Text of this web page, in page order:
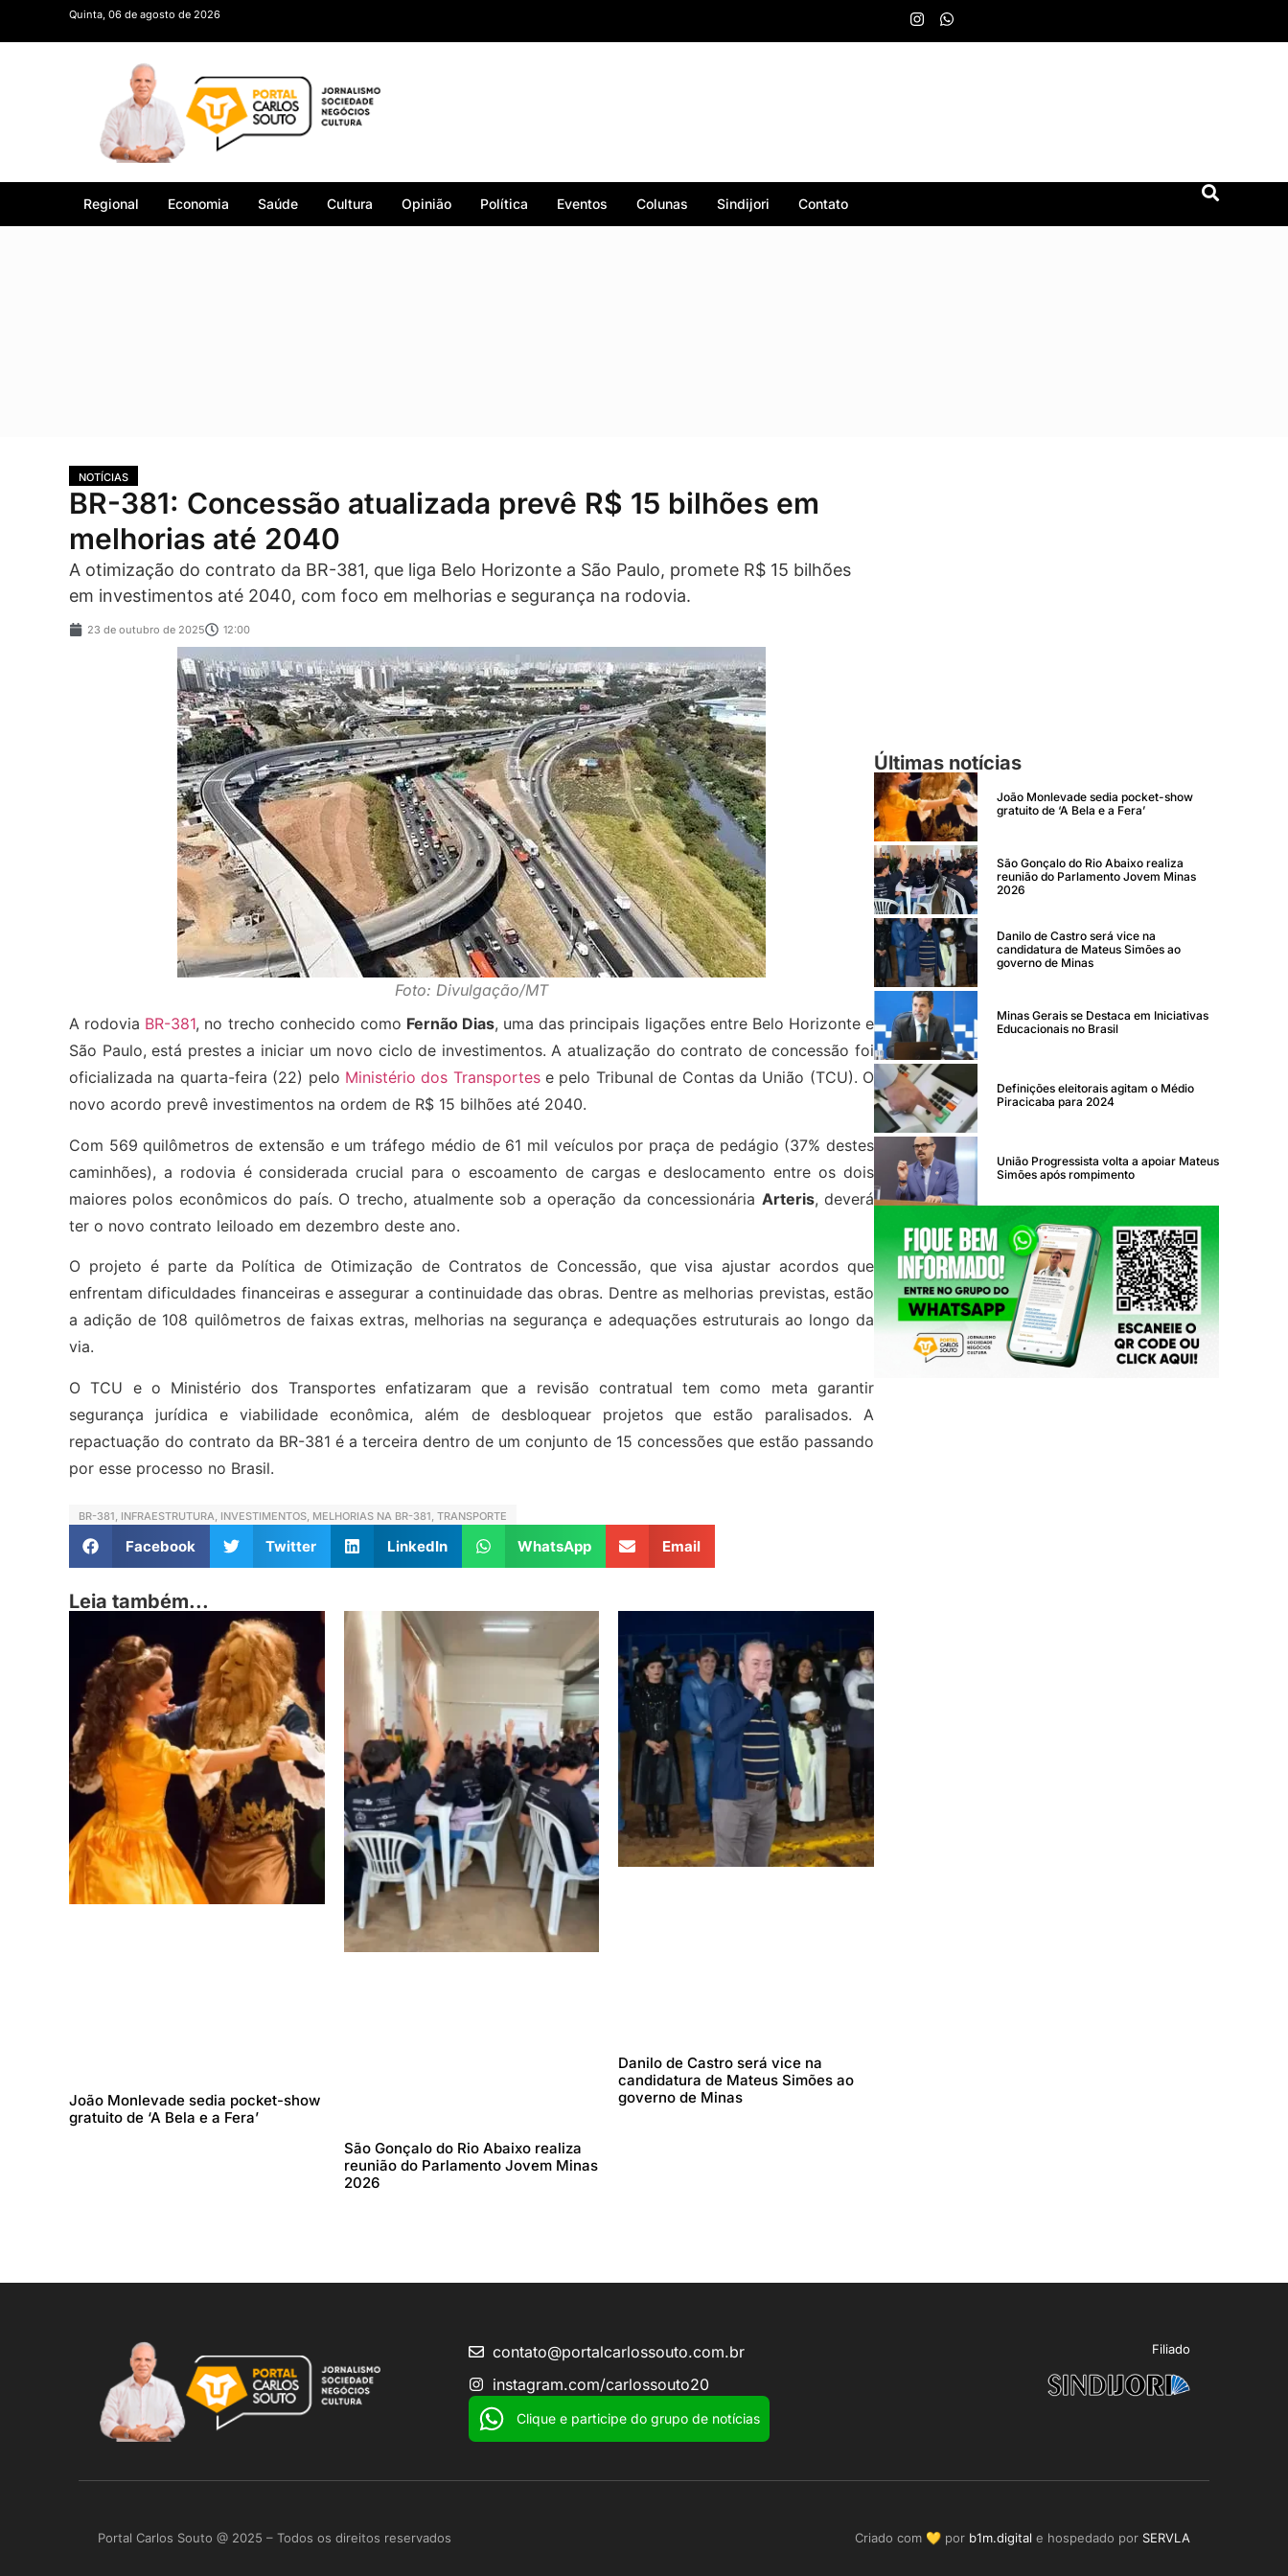
Quinta, 06 de agosto de 2026
Regional Economia Saúde Cultura Opinião Política Eventos Colunas Sindijori Contato
NOTÍCIAS
BR-381: Concessão atualizada prevê R$ 15 bilhões em
melhorias até 2040
A otimização do contrato da BR-381, que liga Belo Horizonte a São Paulo, promete R$ 15 bilhões
em investimentos até 2040, com foco em melhorias e segurança na rodovia.
23 de outubro de 2025 12:00
Foto: Divulgação/MT
A rodovia BR-381, no trecho conhecido como Fernão Dias, uma das principais ligações entre Belo Horizonte e
São Paulo, está prestes a iniciar um novo ciclo de investimentos. A atualização do contrato de concessão foi
oficializada na quarta-feira (22) pelo Ministério dos Transportese pelo Tribunal de Contas da União (TCU). O
novo acordo prevê investimentos na ordem de R$ 15 bilhões até 2040.
Com 569 quilômetros de extensão e um tráfego médio de 61 mil veículos por praça de pedágio (37% destes
caminhões), a rodovia é considerada crucial para o escoamento de cargas e deslocamento entre os dois
maiores polos econômicos do país. O trecho, atualmente sob a operação da concessionária Arteris, deverá
ter o novo contrato leiloado em dezembro deste ano.
O projeto é parte da Política de Otimização de Contratos de Concessão, que visa ajustar acordos que
enfrentam dificuldades financeiras e assegurar a continuidade das obras. Dentre as melhorias previstas, estão
a adição de 108 quilômetros de faixas extras, melhorias na segurança e adequações estruturais ao longo da
via.
O TCU e o Ministério dos Transportes enfatizaram que a revisão contratual tem como meta garantir
segurança jurídica e viabilidade econômica, além de desbloquear projetos que estão paralisados. A
repactuação do contrato da BR-381 é a terceira dentro de um conjunto de 15 concessões que estão passando
por esse processo no Brasil.
BR-381, INFRAESTRUTURA, INVESTIMENTOS, MELHORIAS NA BR-381, TRANSPORTE
Facebook Twitter LinkedIn WhatsApp Email
Leia também...
João Monlevade sedia pocket-show
gratuito de ‘A Bela e a Fera’
São Gonçalo do Rio Abaixo realiza
reunião do Parlamento Jovem Minas
2026
Danilo de Castro será vice na
candidatura de Mateus Simões ao
governo de Minas
Últimas notícias
João Monlevade sedia pocket-show
gratuito de ‘A Bela e a Fera’
São Gonçalo do Rio Abaixo realiza
reunião do Parlamento Jovem Minas
2026
Danilo de Castro será vice na
candidatura de Mateus Simões ao
governo de Minas
Minas Gerais se Destaca em Iniciativas
Educacionais no Brasil
Definições eleitorais agitam o Médio
Piracicaba para 2024
União Progressista volta a apoiar Mateus
Simões após rompimento
contato@portalcarlossouto.com.br
instagram.com/carlossouto20
Clique e participe do grupo de notícias
Filiado
Portal Carlos Souto @ 2025 – Todos os direitos reservados Criado com 💛 por b1m.digital e hospedado por SERVLA